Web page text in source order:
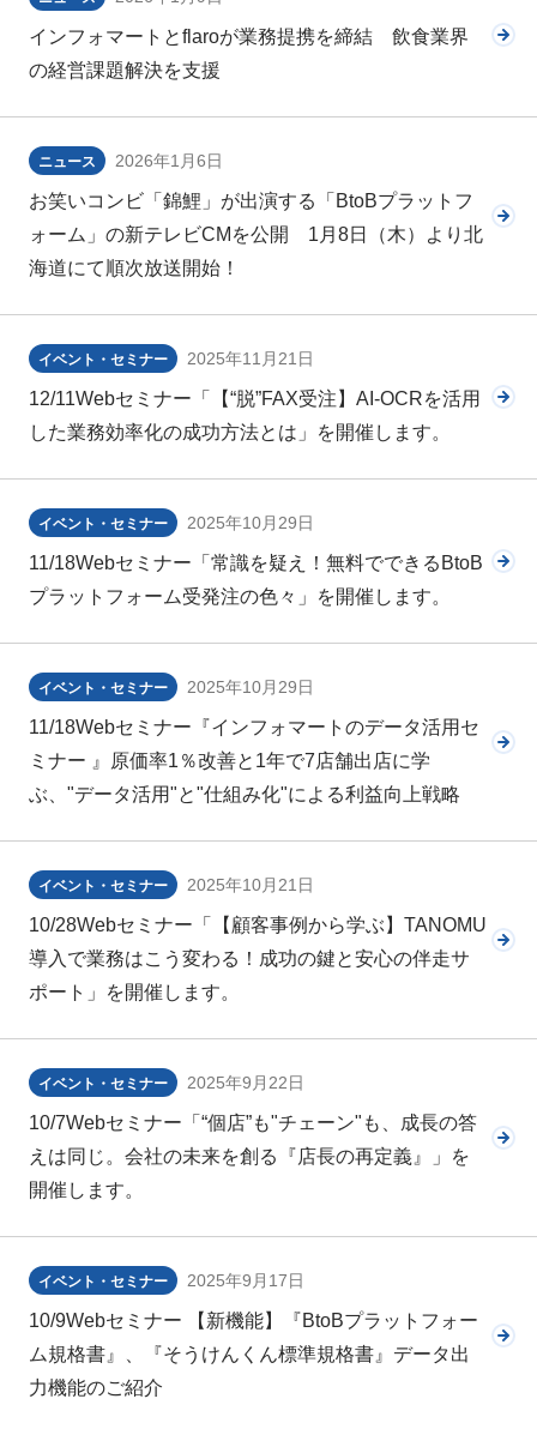
インフォマートとflaroが業務提携を締結 飲食業界
の経営課題解決を支援
ニュース 2026年1月6日
お笑いコンビ「錦鯉」が出演する「BtoBプラットフ
ォーム」の新テレビCMを公開 1月8日（木）より北
海道にて順次放送開始！
イベント・セミナー 2025年11月21日
12/11Webセミナー「【“脱”FAX受注】AI-OCRを活用
した業務効率化の成功方法とは」を開催します。
イベント・セミナー 2025年10月29日
11/18Webセミナー「常識を疑え！無料でできるBtoB
プラットフォーム受発注の色々」を開催します。
イベント・セミナー 2025年10月29日
11/18Webセミナー『インフォマートのデータ活用セ
ミナー 』原価率1％改善と1年で7店舗出店に学
ぶ、"データ活用"と"仕組み化"による利益向上戦略
イベント・セミナー 2025年10月21日
10/28Webセミナー「【顧客事例から学ぶ】TANOMU
導入で業務はこう変わる！成功の鍵と安心の伴走サ
ポート」を開催します。
イベント・セミナー 2025年9月22日
10/7Webセミナー「“個店”も"チェーン"も、成長の答
えは同じ。会社の未来を創る『店長の再定義』」を
開催します。
イベント・セミナー 2025年9月17日
10/9Webセミナー 【新機能】『BtoBプラットフォー
ム規格書』、『そうけんくん標準規格書』データ出
力機能のご紹介